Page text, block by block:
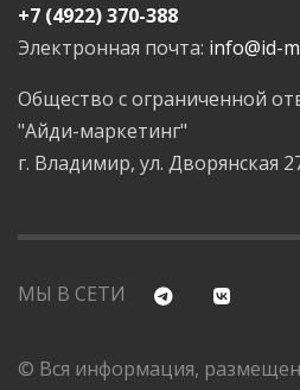
+7 (4922) 370-388
Электронная почта: info@id-
Общество с ограниченной
"Айди-маркетинг"
г. Владимир, ул. Дворянская
МЫ В СЕТИ
© Вся информация,